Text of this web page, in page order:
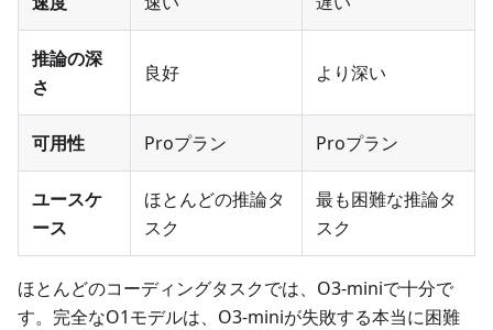
推論の深
さ
良好 より深い
可用性 Proプラン Proプラン
ユースケ
ース
ほとんどの推論タ
スク
最も困難な推論タ
スク
ほとんどのコーディングタスクでは、O3-miniで十分で
す。完全なO1モデルは、O3-miniが失敗する本当に困難